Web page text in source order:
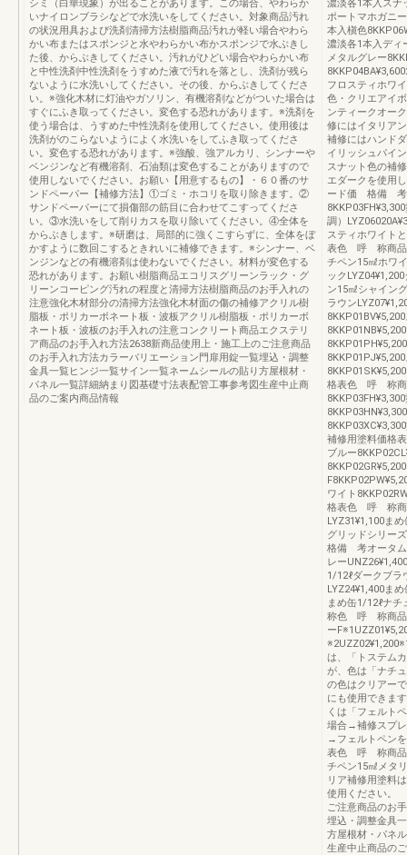
シミ（白華現象）が出ることがあります。この場合、やわらか
いナイロンブラシなどで水洗いをしてください。対象商品汚れ
の状況用具および洗剤清掃方法樹脂商品汚れが軽い場合やわら
かい布またはスポンジと水やわらかい布かスポンジで水ぶきし
た後、からぶきしてください。汚れがひどい場合やわらかい布
と中性洗剤中性洗剤をうすめた液で汚れを落とし、洗剤が残ら
ないように水洗いしてください。その後、からぶきしてくださ
い。※強化木材に灯油やガソリン、有機溶剤などがついた場合は
すぐにふき取ってください。変色する恐れがあります。※洗剤を
使う場合は、うすめた中性洗剤を使用してください。使用後は
洗剤がのこらないようによく水洗いをしてふき取ってくださ
い。変色する恐れがあります。※強酸、強アルカリ、シンナーや
ベンジンなど有機溶剤、石油類は変色することがありますので
使用しないでください。お願い【用意するもの】・６０番のサ
ンドペーパー【補修方法】①ゴミ・ホコリを取り除きます。②
サンドペーパーにて損傷部の筋目に合わせてこすってくださ
い。③水洗いをして削りカスを取り除いてください。④全体を
からぶきします。※研磨は、局部的に強くこすらずに、全体をぼ
かすように数回こするときれいに補修できます。※シンナー、ベ
ンジンなどの有機溶剤は使わないでください。材料が変色する
恐れがあります。お願い樹脂商品エコリスグリーンラック・グ
リーンコーピング汚れの程度と清掃方法樹脂商品のお手入れの
注意強化木材部分の清掃方法強化木材面の傷の補修アクリル樹
脂板・ポリカーボネート板・波板アクリル樹脂板・ポリカーボ
ネート板・波板のお手入れの注意コンクリート商品エクステリ
ア商品のお手入れ方法2638新商品使用上・施工上のご注意商品
のお手入れ方法カラーバリエーション門扉用錠一覧埋込・調整
金具一覧ヒンジ一覧サイン一覧ネームシールの貼り方屋根材・
パネル一覧詳細納まり図基礎寸法表配管工事参考図生産中止商
品のご案内商品情報
濃淡各1本入スナ
ポートマホガニ
本入槇色
濃淡各1本入ディ
メタルグレー
フロスティホワ
色・クリエアイ
ンティークオー
修にはイタリア
補修にはハンド
イリッシュパイ
スナット色の補
エダークを使用
ード価 格備 考
調）
スティホワイト
表色 呼 称商品
チペン15㎖ホワ
ック
ン15㎖シャイン
ラウン
格表色 呼 称商
補修用塗料価
ブルー
ワイト
格表色 呼 称商
LYZ31¥1,100ま
グリッドシリ
格備 考オータム
レー
1/12ℓダークブラ
LYZ24¥1,400ま
まめ缶1/12ℓナ
称色 呼 称商品
ー
は、「トステム
が、色は「ナチ
の色はクリアー
にも使用できま
くは「フェルト
場合→補修スプ
→フェルトペン
表色 呼 称商品
チペン15㎖メタ
リア補修用塗料
使用ください。
ご注意商品のお
埋込・調整金具
方屋根材・パネ
生産中止商品の